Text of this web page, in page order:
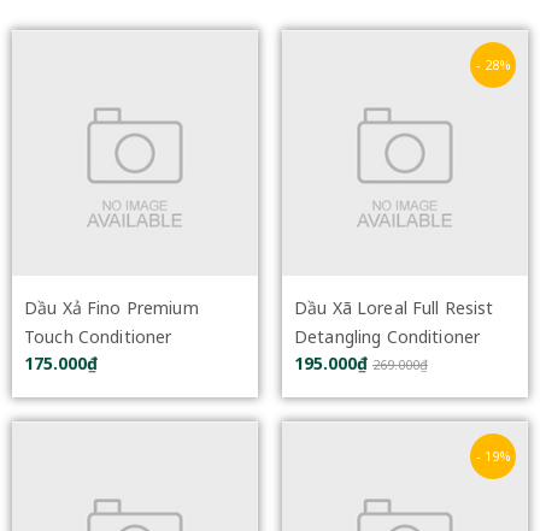
Dầu Xả Fino Premium
Touch Conditioner
Formulated With Beauty
Serum 550ml
175.000₫
- 28%
Dầu Xã Loreal Full Resist
Detangling Conditioner
440ml
195.000₫ 269.000₫
- 19%